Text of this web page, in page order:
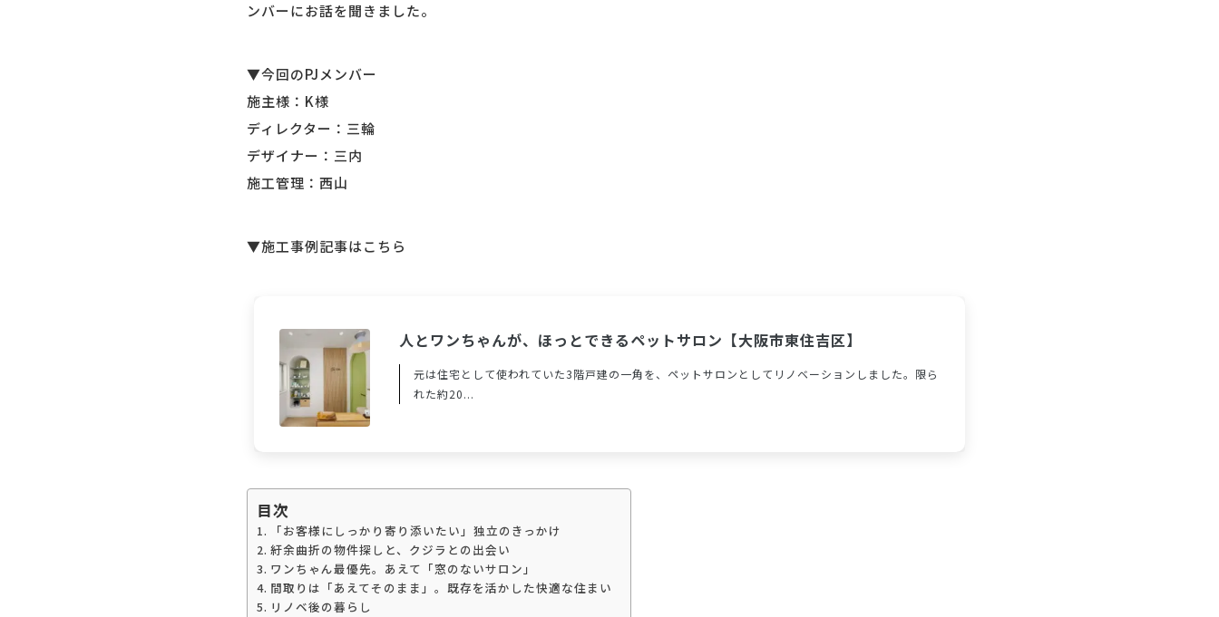
ンバーにお話を聞きました。
▼今回のPJメンバー
施主様：K様
ディレクター：三輪
デザイナー：三内
施工管理：西山
▼施工事例記事はこちら
人とワンちゃんが、ほっとできるペットサロン【大阪市東住吉区】
元は住宅として使われていた3階戸建の一角を、ペットサロンとしてリノベーションしました。限ら
れた約20...
目次
「お客様にしっかり寄り添いたい」独立のきっかけ
紆余曲折の物件探しと、クジラとの出会い
ワンちゃん最優先。あえて「窓のないサロン」
間取りは「あえてそのまま」。既存を活かした快適な住まい
リノベ後の暮らし